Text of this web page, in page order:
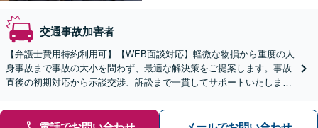
交通事故加害者
【弁護士費用特約利用可】【WEB面談対応】軽微な物損から重度の人
身事故まで事故の大小を問わず、最適な解決策をご提案します。事故
直後の初期対応から示談交渉、訴訟まで一貫してサポートいたします